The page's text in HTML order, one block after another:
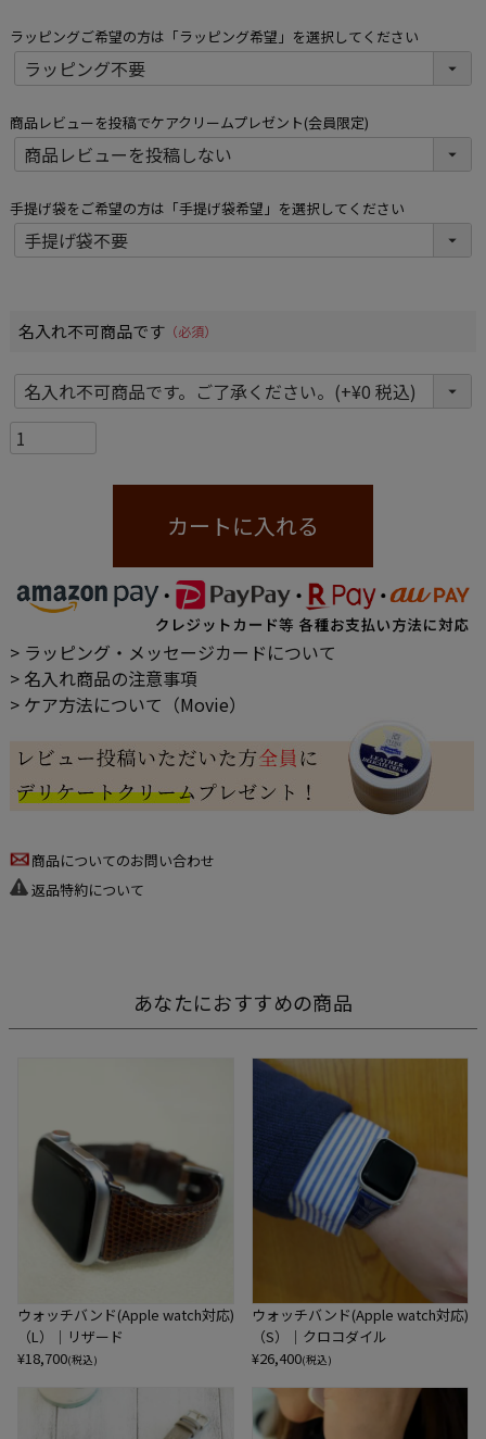
ラッピングご希望の方は「ラッピング希望」を選択してください
商品レビューを投稿でケアクリームプレゼント(会員限定)
手提げ袋をご希望の方は「手提げ袋希望」を選択してください
名入れ不可商品です
カートに入れる
> ラッピング・メッセージカードについて
> 名入れ商品の注意事項
> ケア方法について（Movie）
商品についてのお問い合わせ
返品特約について
あなたにおすすめの商品
ウォッチバンド(Apple watch対応)
（L）｜リザード
¥18,700(税込)
ウォッチバンド(Apple watch対応)
（S）｜クロコダイル
¥26,400(税込)